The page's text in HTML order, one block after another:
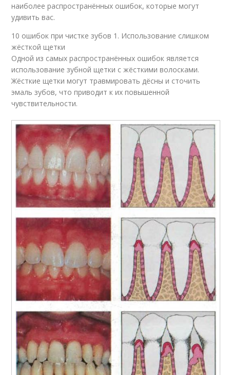
наиболее распространённых ошибок, которые могут
удивить вас.
10 ошибок при чистке зубов 1. Использование слишком
жёсткой щетки
Одной из самых распространённых ошибок является
использование зубной щетки с жёсткими волосками.
Жёсткие щетки могут травмировать дёсны и сточить
эмаль зубов, что приводит к их повышенной
чувствительности.